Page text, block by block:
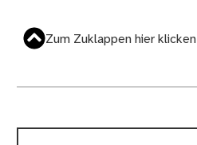
Zum Zuklappen hier klicken